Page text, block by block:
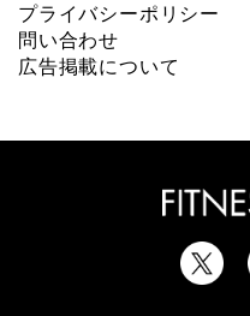
プライバシーポリシー
問い合わせ
広告掲載について